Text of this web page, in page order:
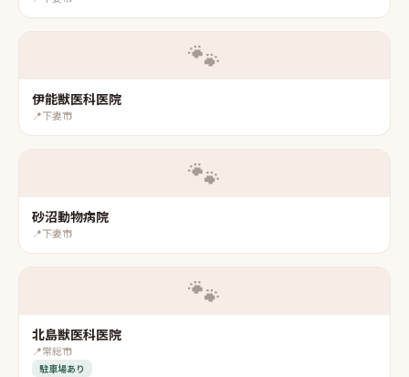
🐾
伊能獣医科医院
📍下妻市
🐾
砂沼動物病院
📍下妻市
🐾
北島獣医科医院
📍常総市
駐車場あり